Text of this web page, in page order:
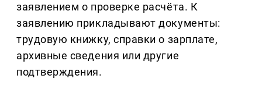
заявлением о проверке расчёта. К
заявлению прикладывают документы:
трудовую книжку, справки о зарплате,
архивные сведения или другие
подтверждения.